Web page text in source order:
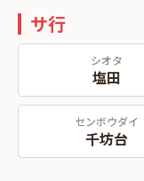
サ行
シオタ
塩田
センボウダイ
千坊台